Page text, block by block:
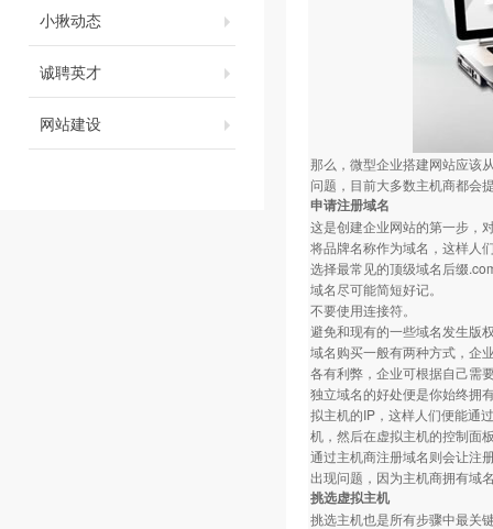
小揪动态
诚聘英才
网站建设
那么，微型企业搭建网站应该
问题，目前大多数主机商都会
申请注册域名
这是创建企业网站的第一步，
将品牌名称作为域名，这样人
选择最常见的顶级域名后缀
域名尽可能简短好记。
不要使用连接符。
避免和现有的一些域名发生版
域名购买一般有两种方式，企
各有利弊，企业可根据自己需
独立域名的好处便是你始终拥
拟主机的IP，这样人们便能通
机，然后在虚拟主机的控制面
通过主机商注册域名则会让注
出现问题，因为主机商拥有域
挑选虚拟主机
挑选主机也是所有步骤中最关